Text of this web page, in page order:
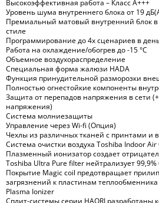
Высокоэффективная работа – Класс А+++
Уровень шума внутреннего блока от 19
Премиальный матовый внутренний блок
стиле
Программирование до 4х сценариев в
Работа на охлаждение/обогрев до -15 °С
Объемное воздухораспределение
Cпециальная форма жалюзи HADA
Функция принудительной разморозки
Полностью огнестойкие компоненты
Защита от перепадов напряжения в сети
напряжения)
Система молниезащиты
Управление через Wi-fi (Опция)
Чехлы из различных тканей с принтами и
Cистема очистки воздуха Toshiba Indoor Air
Плазменный ионизатор создает
Toshiba Ultra Pure filter нейтрализует 99,9%
Покрытие Magic coil предотвращает
загрязнений к пластинам теплообменника
Plasma Ionizer